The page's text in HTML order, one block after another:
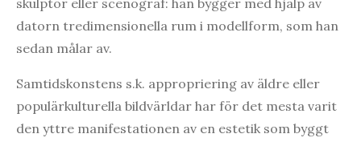
skulptör eller scenograf: han bygger med hjälp av
datorn tredimensionella rum i modellform, som han
sedan målar av.
Samtidskonstens s.k. appropriering av äldre eller
populärkulturella bildvärldar har för det mesta varit
den yttre manifestationen av en estetik som byggt